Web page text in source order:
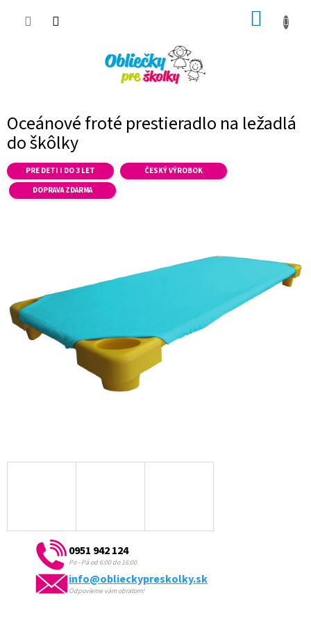
Oceánové froté prestieradlo na ležadlá
do škôlky
PRE DETI I DO 3 LET
ČESKÝ VÝROBOK
DOPRAVA ZDARMA
0951 942 124
Po - Pá od 6:00 do 16:00
info@oblieckypreskolky.sk
Odpovieme vám obratom!